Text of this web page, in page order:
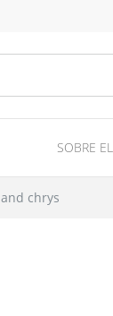
SOBRE
chrys